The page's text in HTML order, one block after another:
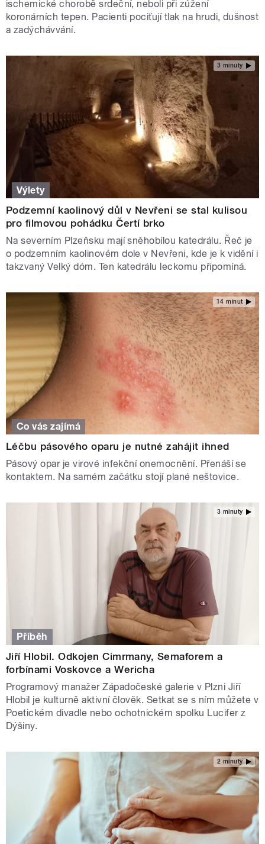
ischemické chorobě srdeční, neboli při zúžení
koronárních tepen. Pacienti pociťují tlak na hrudi, dušnost
a zadýchávvání.
3 minuty
Výlety
Podzemní kaolinový důl v Nevřeni se stal kulisou
pro filmovou pohádku Čertí brko
Na severním Plzeňsku mají sněhobílou katedrálu. Řeč je
o podzemním kaolinovém dole v Nevřeni, kde je k vidění i
takzvaný Velký dóm. Ten katedrálu leckomu připomíná.
14 minut
Co vás zajímá
Léčbu pásového oparu je nutné zahájit ihned
Pásový opar je virové infekční onemocnění. Přenáší se
kontaktem. Na samém začátku stojí plané neštovice.
3 minuty
Příběh
Jiří Hlobil. Odkojen Cimrmany, Semaforem a
forbínami Voskovce a Wericha
Programový manažer Západočeské galerie v Plzni Jiří
Hlobil je kulturně aktivní člověk. Setkat se s ním můžete v
Poetickém divadle nebo ochotnickém spolku Lucifer z
Dýšiny.
2 minuty